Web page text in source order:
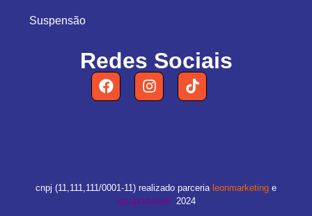
Suspensão
Redes Sociais
cnpj (11,111,111/0001-11) realizado parceria leonmarketing e
rgsuporteweb 2024